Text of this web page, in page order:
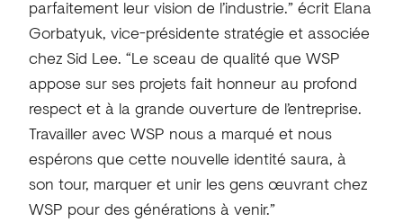
parfaitement leur vision de l’industrie.” écrit Elana
Gorbatyuk, vice-présidente stratégie et associée
chez Sid Lee. “Le sceau de qualité que WSP
appose sur ses projets fait honneur au profond
respect et à la grande ouverture de l’entreprise.
Travailler avec WSP nous a marqué et nous
espérons que cette nouvelle identité saura, à
son tour, marquer et unir les gens œuvrant chez
WSP pour des générations à venir.”